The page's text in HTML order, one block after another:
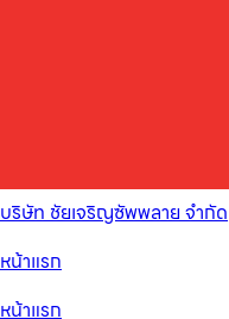
บริษัท ชัยเจริญซัพพลาย จำกัด
หน้าแรก
หน้าแรก